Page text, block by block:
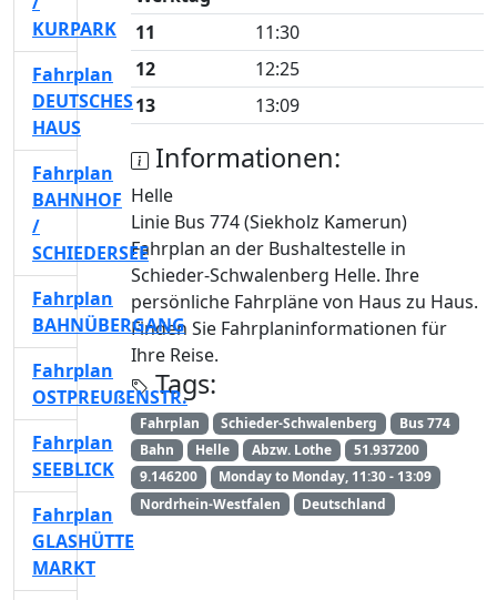
11
11:30
12
12:25
13
13:09
Informationen:
Helle
Linie Bus 774 (Siekholz Kamerun)
Fahrplan an der Bushaltestelle in
Schieder-Schwalenberg Helle. Ihre
persönliche Fahrpläne von Haus zu Haus.
Finden Sie Fahrplaninformationen für
Ihre Reise.
Tags:
Fahrplan Schieder-Schwalenberg
Bus 774
Bahn
Helle Abzw. Lothe
51.937200
9.146200
Monday to Monday, 11:30 - 13:09
Nordrhein-Westfalen
Deutschland
KURPARK
Fahrplan
DEUTSCHES
HAUS
Fahrplan
BAHNHOF
/
SCHIEDERSEE
Fahrplan
BAHNÜBERGANG
Fahrplan
OSTPREUßENSTR.
Fahrplan
SEEBLICK
Fahrplan
GLASHÜTTE
MARKT